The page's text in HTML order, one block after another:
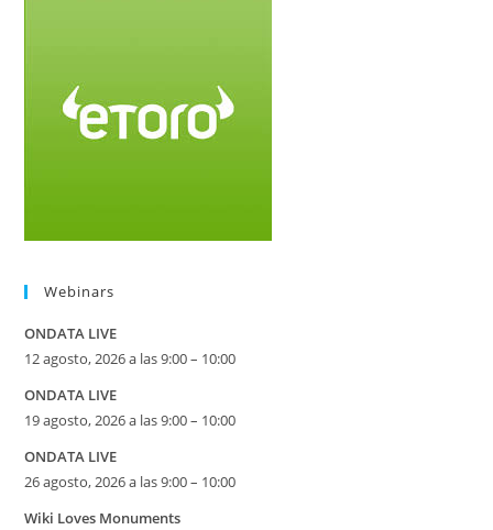
Webinars
ONDATA LIVE
12 agosto, 2026 a las 9:00 – 10:00
ONDATA LIVE
19 agosto, 2026 a las 9:00 – 10:00
ONDATA LIVE
26 agosto, 2026 a las 9:00 – 10:00
Wiki Loves Monuments